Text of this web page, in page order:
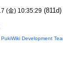
(金) 10:35:29(811d)
PukiWiki Development